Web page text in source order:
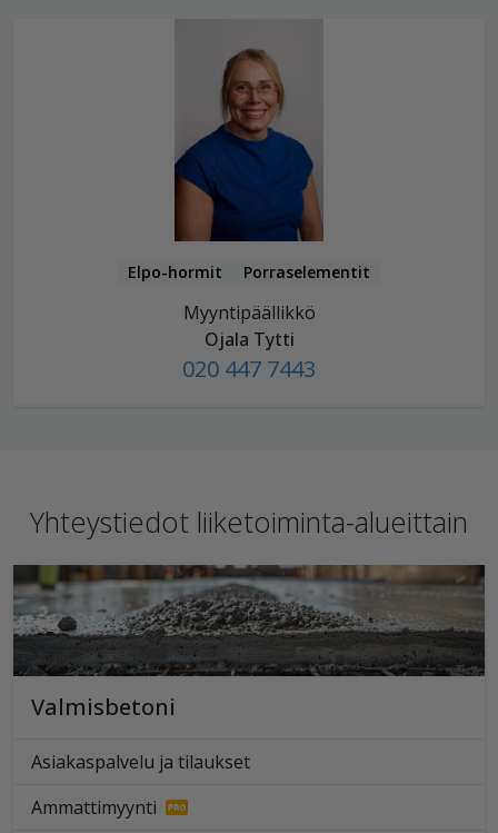
Elpo-hormit Porraselementit
Myyntipäällikkö
Ojala Tytti
020 447 7443
Yhteystiedot liiketoiminta-alueittain
Valmisbetoni
Asiakaspalvelu ja tilaukset
Ammattimyynti